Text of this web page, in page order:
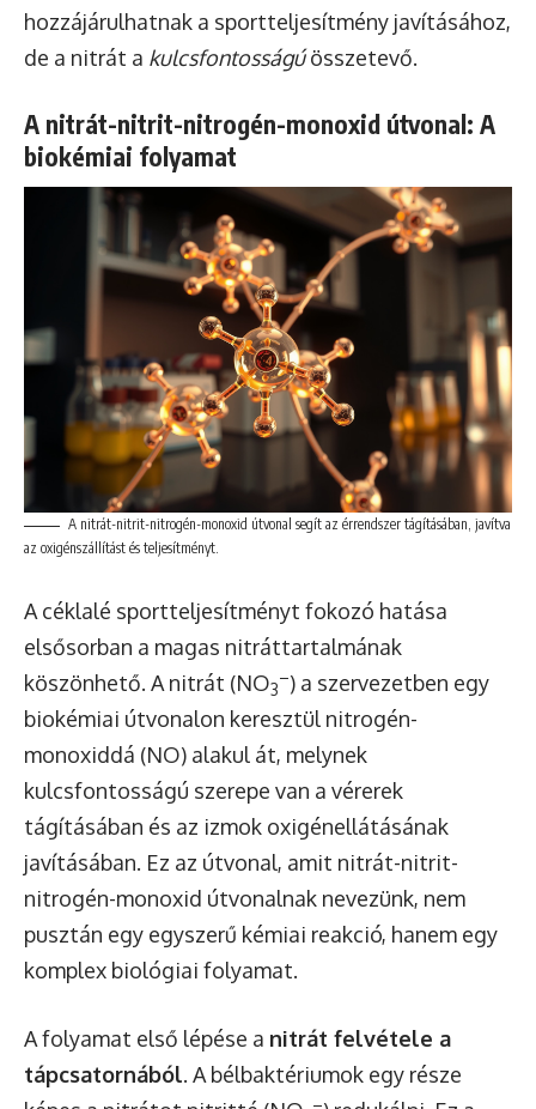
hozzájárulhatnak a sportteljesítmény javításához,
de a nitrát a kulcsfontosságúösszetevő.
A nitrát-nitrit-nitrogén-monoxid útvonal: A
biokémiai folyamat
A nitrát-nitrit-nitrogén-monoxid útvonal segít az érrendszer tágításában, javítva
az oxigénszállítást és teljesítményt.
A céklalé sportteljesítményt fokozó hatása
elsősorban a magas nitráttartalmának
köszönhető. A nitrát (NO3
–) a szervezetben egy
biokémiai útvonalon keresztül nitrogén-
monoxiddá (NO) alakul át, melynek
kulcsfontosságú szerepe van a vérerek
tágításában és az izmok oxigénellátásának
javításában. Ez az útvonal, amit nitrát-nitrit-
nitrogén-monoxid útvonalnak nevezünk, nem
pusztán egy egyszerű kémiai reakció, hanem egy
komplex biológiai folyamat.
A folyamat első lépése a nitrát felvétele a
tápcsatornából. A bélbaktériumok egy része
–